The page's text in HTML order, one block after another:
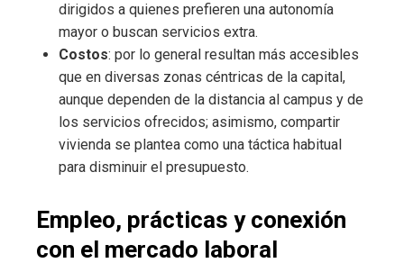
dirigidos a quienes prefieren una autonomía
mayor o buscan servicios extra.
Costos: por lo general resultan más accesibles
que en diversas zonas céntricas de la capital,
aunque dependen de la distancia al campus y de
los servicios ofrecidos; asimismo, compartir
vivienda se plantea como una táctica habitual
para disminuir el presupuesto.
Empleo, prácticas y conexión
con el mercado laboral